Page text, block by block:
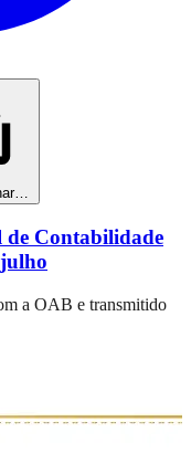
de Contabilidade
a OAB e transmitido